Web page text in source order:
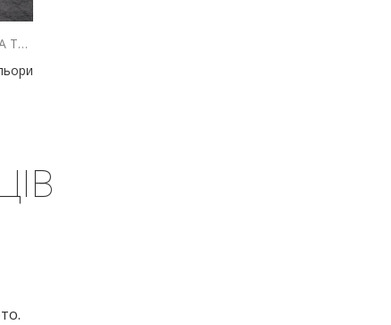
ЖІНОЧИЙ ЖАКЕТ СІРИЙ ІЗ ЗАВ`ЯЗКАМИ НА ТАЛІЇ